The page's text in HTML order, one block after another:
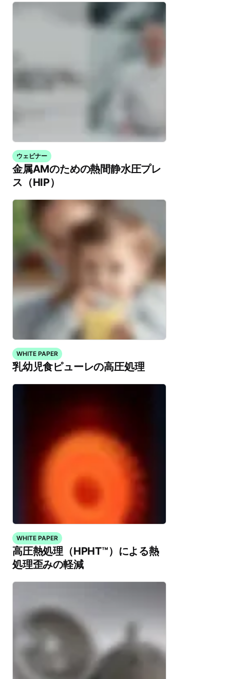
ウェビナー
金属AMのための熱間静水圧プレ
ス（HIP）
WHITE PAPER
乳幼児食ピューレの高圧処理
WHITE PAPER
高圧熱処理（HPHT™）による熱
処理歪みの軽減